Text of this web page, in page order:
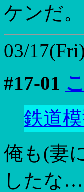
ケンだ。
03/17(Fri)
#17-01
鉄道
俺も(妻
したな